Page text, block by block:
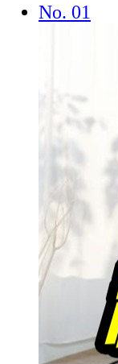
No. 01